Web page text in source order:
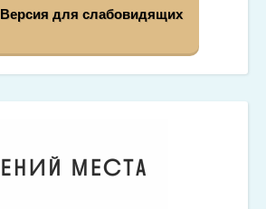
Версия для слабовидящих